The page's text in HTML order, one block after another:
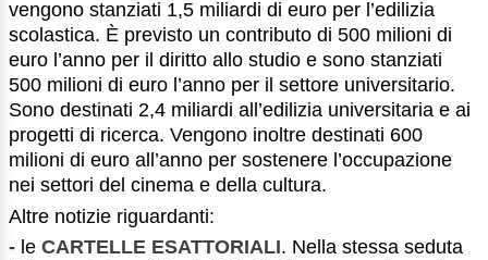
vengono stanziati 1,5 miliardi di euro per l’edilizia
scolastica. È previsto un contributo di 500 milioni di
euro l’anno per il diritto allo studio e sono stanziati
500 milioni di euro l’anno per il settore universitario.
Sono destinati 2,4 miliardi all’edilizia universitaria e ai
progetti di ricerca. Vengono inoltre destinati 600
milioni di euro all’anno per sostenere l’occupazione
nei settori del cinema e della cultura.
Altre notizie riguardanti:
- le CARTELLE ESATTORIALI. Nella stessa seduta